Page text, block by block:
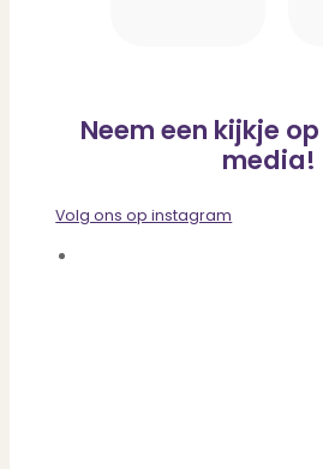
Neem een kijkje
media!
Volg ons op instagram